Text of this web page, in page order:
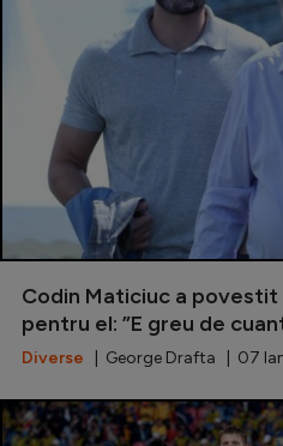
EURO 2024
Stranieri
Tenis
Natație
Formula 1
Gimnastică
Codin Maticiuc a
pentru el: ”E greu de
Diverse | George Drafta | 07